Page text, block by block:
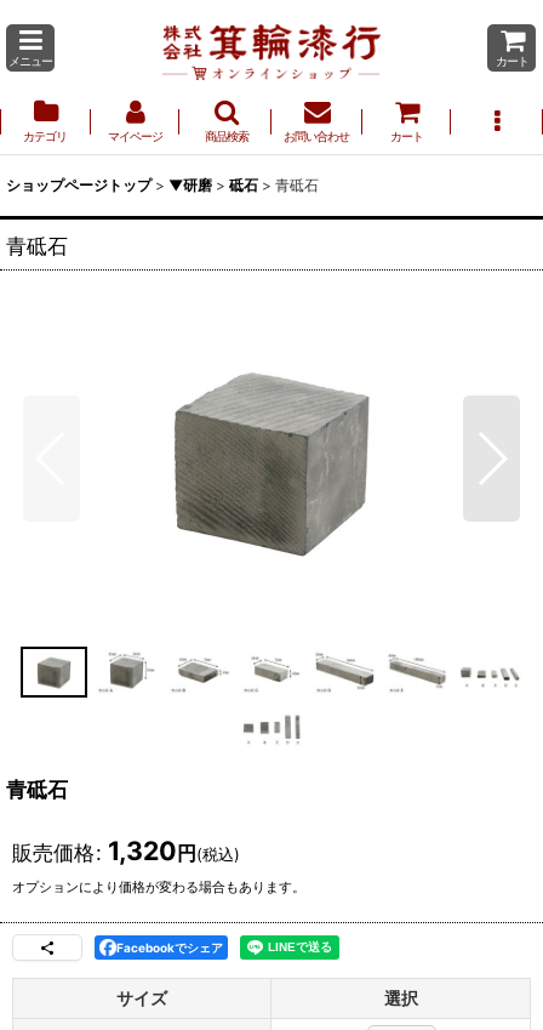
メニュー カート
カテゴリ マイページ 商品検索 お問い合わせ カート
ショップページトップ > ▼研磨 > 砥石 > 青砥石
青砥石
青砥石
販売価格: 1,320円(税込)
オプションにより価格が変わる場合もあります。
Facebookでシェア
サイズ 選択